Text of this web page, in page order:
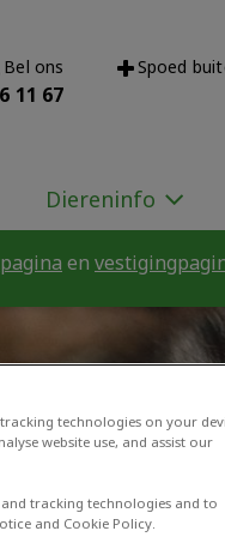
Bel ons
11 67
Spoed
Diereninfo
en
technologies on your
website use, and assist our
tracking technologies and to
and Cookie Policy.